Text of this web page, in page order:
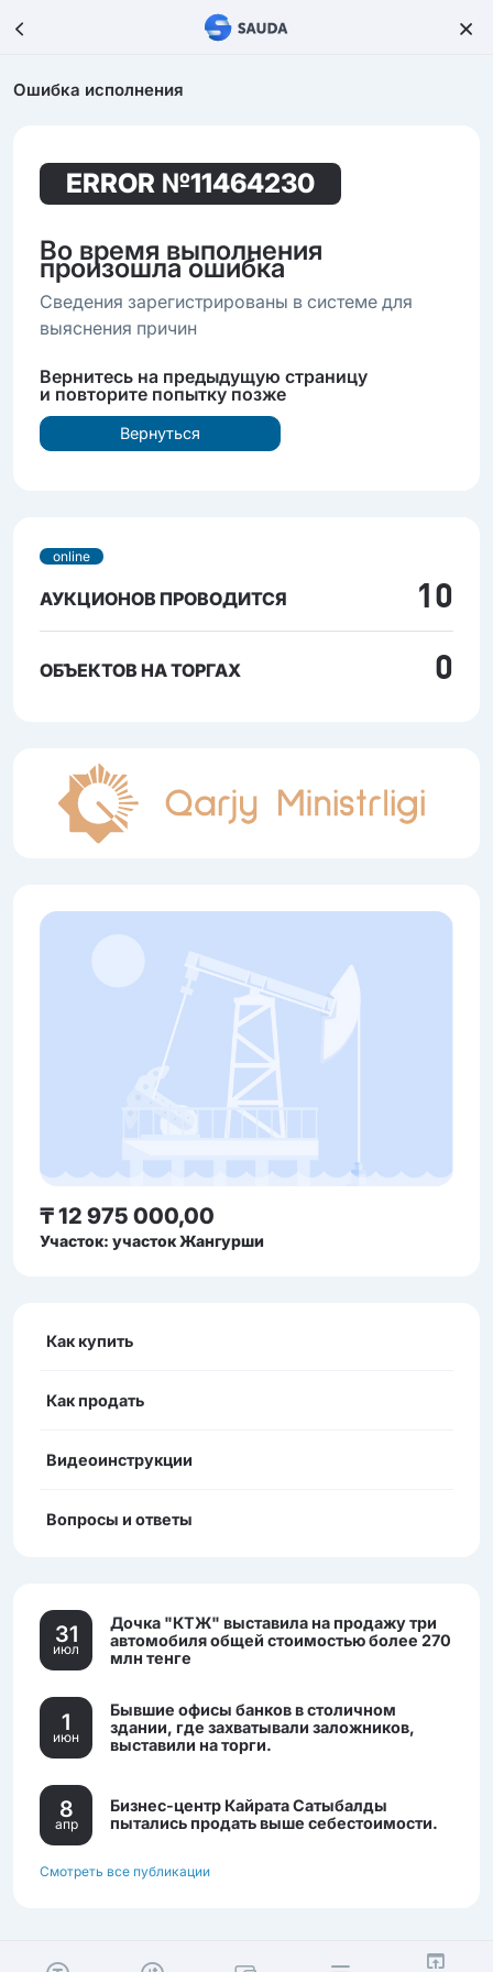
Ошибка исполнения
ERROR №11464230
Во время выполнения
произошла ошибка
Сведения зарегистрированы в системе для
выяснения причин
Вернитесь на предыдущую страницу
и повторите попытку позже
Вернуться
online
АУКЦИОНОВ ПРОВОДИТСЯ 10
ОБЪЕКТОВ НА ТОРГАХ 0
₸ 12 975 000,00
Участок: участок Жангурши
Как купить
Как продать
Видеоинструкции
Вопросы и ответы
31
июл
Дочка "КТЖ" выставила на продажу три
автомобиля общей стоимостью более 270
млн тенге
1
июн
Бывшие офисы банков в столичном
здании, где захватывали заложников,
выставили на торги.
8
апр
Бизнес-центр Кайрата Сатыбалды
пытались продать выше себестоимости.
Смотреть все публикации